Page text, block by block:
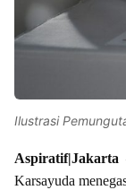
Ilustrasi
Aspiratif|Jakarta
Karsayuda